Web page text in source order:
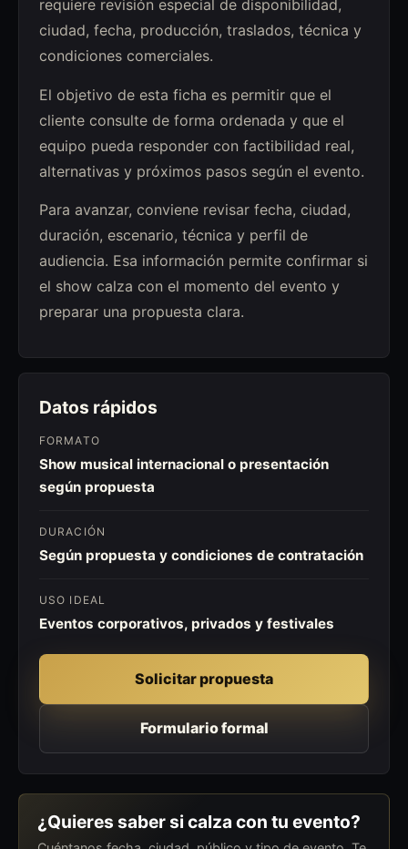
requiere revisión especial de disponibilidad,
ciudad, fecha, producción, traslados, técnica y
condiciones comerciales.
El objetivo de esta ficha es permitir que el
cliente consulte de forma ordenada y que el
equipo pueda responder con factibilidad real,
alternativas y próximos pasos según el evento.
Para avanzar, conviene revisar fecha, ciudad,
duración, escenario, técnica y perfil de
audiencia. Esa información permite confirmar si
el show calza con el momento del evento y
preparar una propuesta clara.
Datos rápidos
FORMATO
Show musical internacional o presentación
según propuesta
DURACIÓN
Según propuesta y condiciones de contratación
USO IDEAL
Eventos corporativos, privados y festivales
Solicitar propuesta
Formulario formal
¿Quieres saber si calza con tu evento?